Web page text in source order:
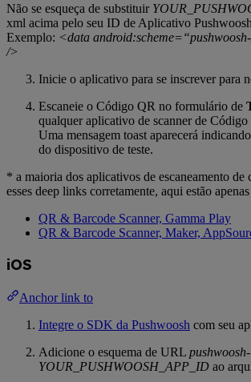
Não se esqueça de substituir
xml acima pelo seu ID de Aplicativo
Exemplo: <data
/>
Inicie o aplicativo para se inscrever para
Escaneie o Código QR no formulário de
qualquer aplicativo de scanner de
Uma mensagem toast aparecerá
do dispositivo de teste.
* a maioria dos aplicativos de escaneamento
esses deep links corretamente, aqui estão
QR & Barcode Scanner, Gamma Play
QR & Barcode Scanner, Maker,
iOS
Anchor link to
Integre o SDK da Pushwoosh com seu
Adicione o esquema de URL pushwoosh-
YOUR_PUSHWOOSH_APP_ID ao